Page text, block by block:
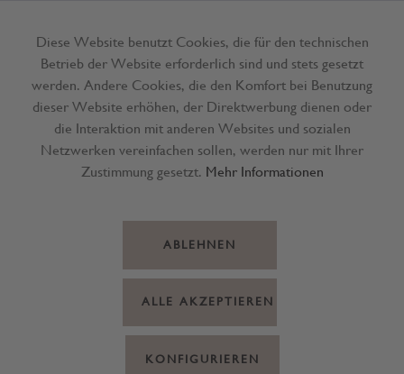
Menü
Diese Website benutzt Cookies, die für den technischen
Betrieb der Website erforderlich sind und stets gesetzt
werden. Andere Cookies, die den Komfort bei Benutzung
dieser Website erhöhen, der Direktwerbung dienen oder
die Interaktion mit anderen Websites und sozialen
Netzwerken vereinfachen sollen, werden nur mit Ihrer
Zustimmung gesetzt. Mehr Informationen
ABLEHNEN
ALLE AKZEPTIEREN
KONFIGURIEREN